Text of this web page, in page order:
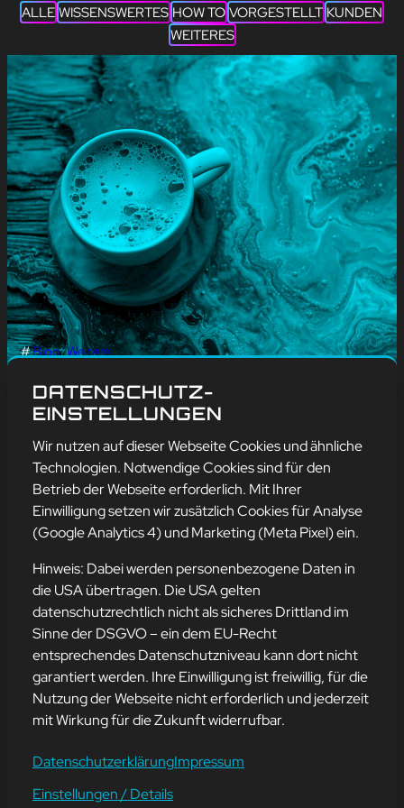
ALLE WISSENSWERTES HOW TO VORGESTELLT KUNDEN
WEITERES
#Blog, Weitere
TAG
mehr erfahren
Adresse
mission-webstyle oHG
Bürgermeister-Regitz-Straße 40
66539 Neunkirchen
E-Mail:kontakt@mission-webstyle.de
Navigation
Webseitenerstellung
Webseite mieten
Webseiten Betreuung
Über Uns
Kontakt
Leistungen
DATENSCHUTZ-
EINSTELLUNGEN
Wir nutzen auf dieser Webseite Cookies und ähnliche
Technologien. Notwendige Cookies sind für den
Betrieb der Webseite erforderlich. Mit Ihrer
Einwilligung setzen wir zusätzlich Cookies für Analyse
(Google Analytics 4) und Marketing (Meta Pixel) ein.
Hinweis: Dabei werden personenbezogene Daten in
die USA übertragen. Die USA gelten
datenschutzrechtlich nicht als sicheres Drittland im
Sinne der DSGVO – ein dem EU-Recht
entsprechendes Datenschutzniveau kann dort nicht
garantiert werden. Ihre Einwilligung ist freiwillig, für die
Nutzung der Webseite nicht erforderlich und jederzeit
mit Wirkung für die Zukunft widerrufbar.
DatenschutzerklärungImpressum
Einstellungen / Details